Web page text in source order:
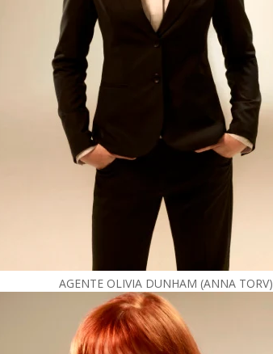
AGENTE OLIVIA DUNHAM (ANNA TORV)